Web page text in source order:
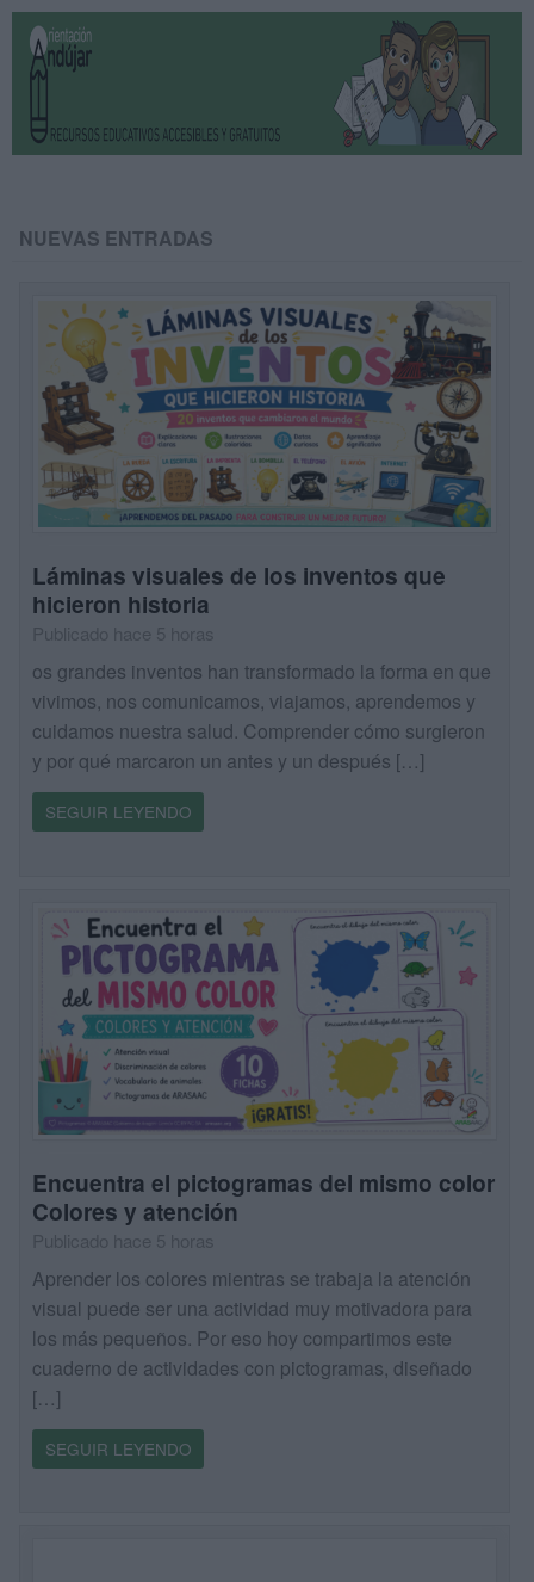
NUEVAS ENTRADAS
Láminas visuales de los inventos que
hicieron historia
os grandes inventos han transformado la forma en que
vivimos, nos comunicamos, viajamos, aprendemos y
cuidamos nuestra salud. Comprender cómo surgieron
y por qué marcaron un antes y un después […]
SEGUIR LEYENDO
Encuentra el pictogramas del mismo color
Colores y atención
Aprender los colores mientras se trabaja la atención
visual puede ser una actividad muy motivadora para
los más pequeños. Por eso hoy compartimos este
cuaderno de actividades con pictogramas, diseñado
[…]
SEGUIR LEYENDO